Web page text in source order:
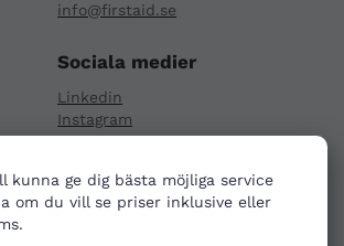
kunna ge dig bästa möjliga service
om du vill se priser inklusive eller
info@firstaid.se
Sociala medier
Linkedin
Instagram